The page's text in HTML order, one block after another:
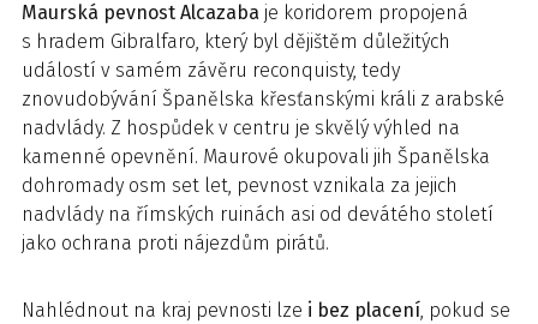
Maurská pevnost Alcazaba je koridorem propojená
s hradem Gibralfaro, který byl dějištěm důležitých
událostí v samém závěru reconquisty, tedy
znovudobývání Španělska křesťanskými králi z arabské
nadvlády. Z hospůdek v centru je skvělý výhled na
kamenné opevnění. Maurové okupovali jih Španělska
dohromady osm set let, pevnost vznikala za jejich
nadvlády na římských ruinách asi od devátého století
jako ochrana proti nájezdům pirátů.
Nahlédnout na kraj pevnosti lze i bez placení, pokud se